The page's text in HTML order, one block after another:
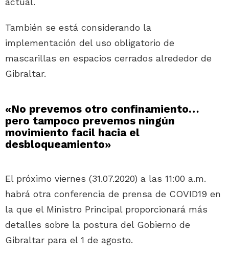
También se está considerando la
implementación del uso obligatorio de
mascarillas en espacios cerrados alrededor de
Gibraltar.
«No prevemos otro confinamiento…
pero tampoco prevemos ningún
movimiento facil hacia el
desbloqueamiento»
El próximo viernes (31.07.2020) a las 11:00 a.m.
habrá otra conferencia de prensa de COVID19 en
la que el Ministro Principal proporcionará más
detalles sobre la postura del Gobierno de
Gibraltar para el 1 de agosto.